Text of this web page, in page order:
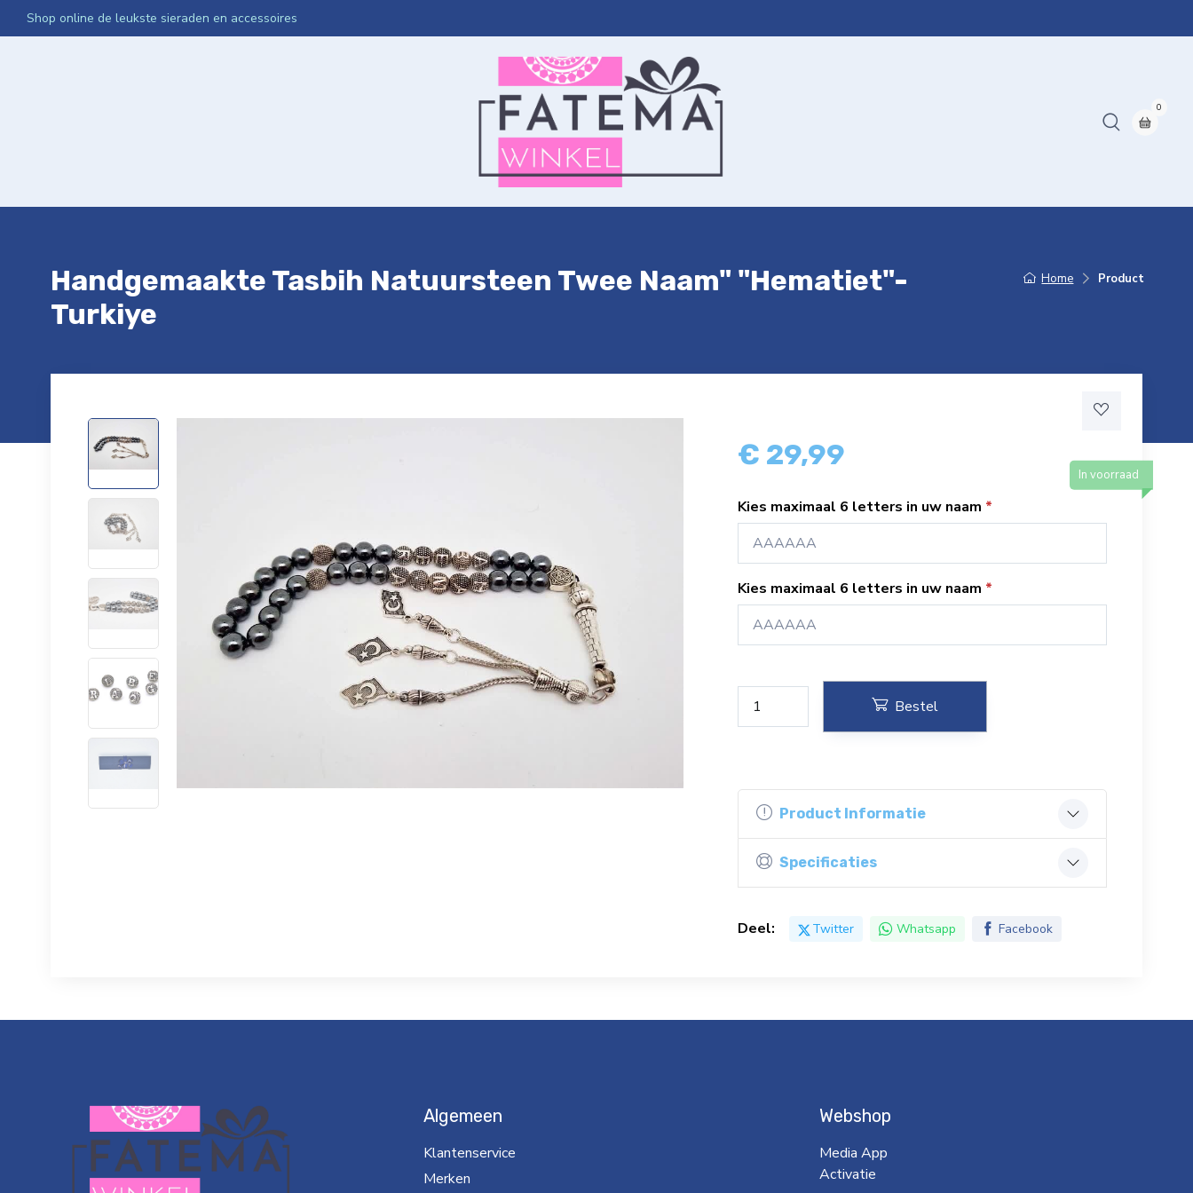
Shop online de leukste sieraden en accessoires
Autohanger Sleutelhanger Contact Winkelwagen
0
Home Product
Handgemaakte Tasbih Natuursteen Twee Naam" "Hematiet"-
Turkiye
€ 29,99
In voorraad
Kies maximaal 6 letters in uw naam
Kies maximaal 6 letters in uw naam
Bestel
Product Informatie
Specificaties
Deel: Twitter Whatsapp Facebook
Algemeen
Klantenservice
Merken
Webshop
Media App
Activatie